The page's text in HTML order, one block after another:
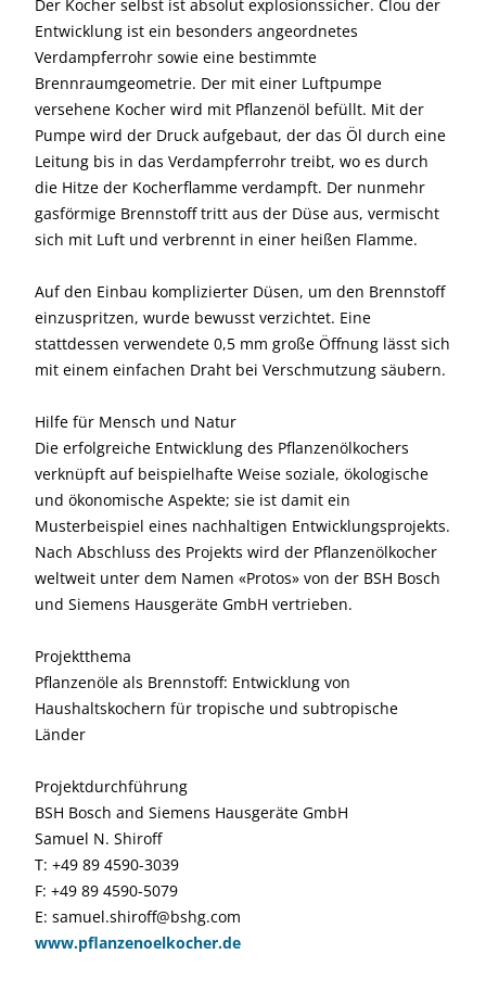
Der Kocher selbst ist absolut explosionssicher. Clou der
Entwicklung ist ein besonders angeordnetes
Verdampferrohr sowie eine bestimmte
Brennraumgeometrie. Der mit einer Luftpumpe
versehene Kocher wird mit Pflanzenöl befüllt. Mit der
Pumpe wird der Druck aufgebaut, der das Öl durch eine
Leitung bis in das Verdampferrohr treibt, wo es durch
die Hitze der Kocherflamme verdampft. Der nunmehr
gasförmige Brennstoff tritt aus der Düse aus, vermischt
sich mit Luft und verbrennt in einer heißen Flamme.
Auf den Einbau komplizierter Düsen, um den Brennstoff
einzuspritzen, wurde bewusst verzichtet. Eine
stattdessen verwendete 0,5 mm große Öffnung lässt sich
mit einem einfachen Draht bei Verschmutzung säubern.
Hilfe für Mensch und Natur
Die erfolgreiche Entwicklung des Pflanzenölkochers
verknüpft auf beispielhafte Weise soziale, ökologische
und ökonomische Aspekte; sie ist damit ein
Musterbeispiel eines nachhaltigen Entwicklungsprojekts.
Nach Abschluss des Projekts wird der Pflanzenölkocher
weltweit unter dem Namen «Protos» von der BSH Bosch
und Siemens Hausgeräte GmbH vertrieben.
Projektthema
Pflanzenöle als Brennstoff: Entwicklung von
Haushaltskochern für tropische und subtropische
Länder
Projektdurchführung
BSH Bosch and Siemens Hausgeräte GmbH
Samuel N. Shiroff
T: +49 89 4590-3039
F: +49 89 4590-5079
E: samuel.shiroff@bshg.com
www.pflanzenoelkocher.de